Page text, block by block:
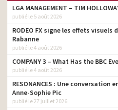
Nouveau SUV Citroën C3
AirCross
#PlusDePossibiltés
Meilleurtaux.com – Alors
c’est qui le meilleur ?
Nouveaux Brownies
Granola – Intensément
Extra
Action Contre La Faim #
ActionContre
LGA MANAGEMENT – TIM
publié le 5 août 2026
RODEO FX signe les effets
Rabanne
publié le 4 août 2026
COMPANY 3 – What Has the BBC
publié le 4 août 2026
RESONANCES : Une conversation
Anne-Sophie Pic
publié le 27 juillet 2026